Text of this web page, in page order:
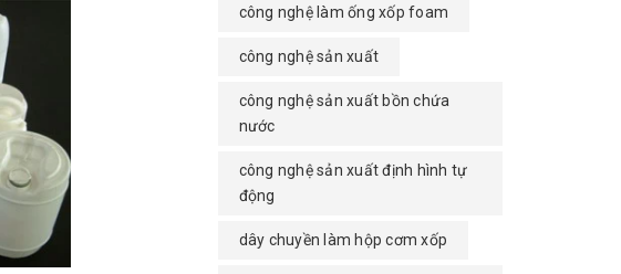
công nghệ làm ống xốp foam
công nghệ sản xuất
công nghệ sản xuất bồn chứa
nước
công nghệ sản xuất định hình tự
động
dây chuyền làm hộp cơm xốp